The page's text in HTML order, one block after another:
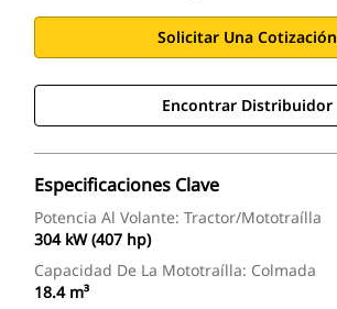
Solicitar Una Cotización
Encontrar Distribuidor
Especificaciones Clave
Potencia Al Volante: Tractor/mototraílla
304 kW (407 hp)
Capacidad De La Mototraílla: Colmada
18.4 m³